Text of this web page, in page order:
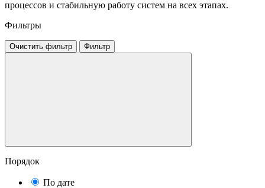
процессов и стабильную работу систем на всех этапах.
Фильтры
Очистить фильтр Фильтр
Порядок
По дате